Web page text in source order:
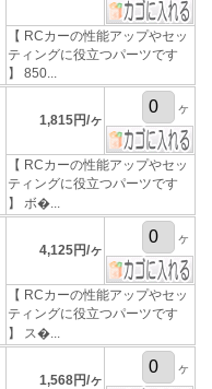
【 RCカーの性能アップやセッ
ティングに役立つパーツです
】 850...
1,815円/ヶ
ヶ
【 RCカーの性能アップやセッ
ティングに役立つパーツです
】 ボ�...
4,125円/ヶ
ヶ
【 RCカーの性能アップやセッ
ティングに役立つパーツです
】 ス�...
1,568円/ヶ
ヶ